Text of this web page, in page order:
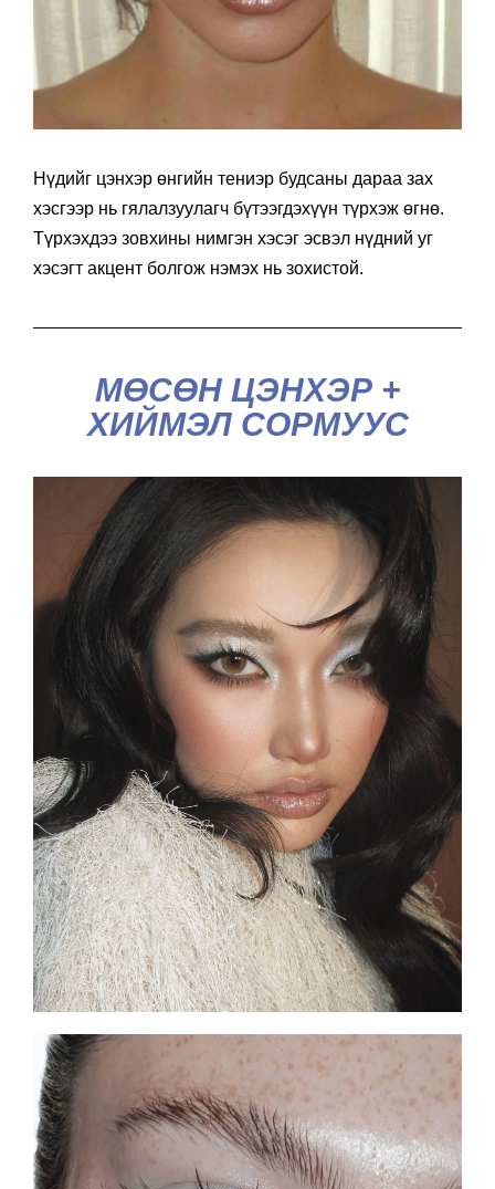
Нүдийг цэнхэр өнгийн тениэр будсаны дараа зах
хэсгээр нь гялалзуулагч бүтээгдэхүүн түрхэж өгнө.
Түрхэхдээ зовхины нимгэн хэсэг эсвэл нүдний уг
хэсэгт акцент болгож нэмэх нь зохистой.
МӨСӨН ЦЭНХЭР +
ХИЙМЭЛ СОРМУУС